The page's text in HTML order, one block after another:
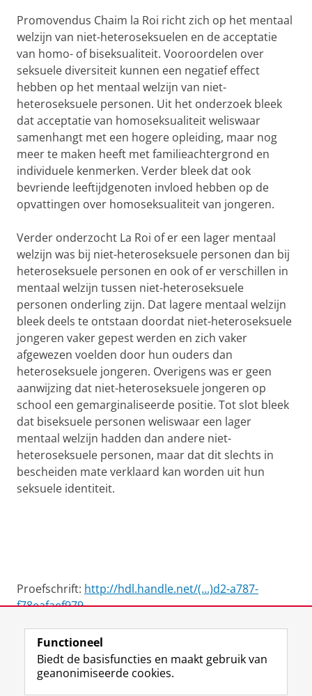
Promovendus Chaim la Roi richt zich op het mentaal
welzijn van niet-heteroseksuelen en de acceptatie
van homo- of biseksualiteit. Vooroordelen over
seksuele diversiteit kunnen een negatief effect
hebben op het mentaal welzijn van niet-
heteroseksuele personen. Uit het onderzoek bleek
dat acceptatie van homoseksualiteit weliswaar
samenhangt met een hogere opleiding, maar nog
meer te maken heeft met familieachtergrond en
individuele kenmerken. Verder bleek dat ook
bevriende leeftijdgenoten invloed hebben op de
opvattingen over homoseksualiteit van jongeren.
Verder onderzocht La Roi of er een lager mentaal
welzijn was bij niet-heteroseksuele personen dan bij
heteroseksuele personen en ook of er verschillen in
mentaal welzijn tussen niet-heteroseksuele
personen onderling zijn. Dat lagere mentaal welzijn
bleek deels te ontstaan doordat niet-heteroseksuele
jongeren vaker gepest werden en zich vaker
afgewezen voelden door hun ouders dan
heteroseksuele jongeren. Overigens was er geen
aanwijzing dat niet-heteroseksuele jongeren op
school een gemarginaliseerde positie. Tot slot bleek
dat biseksuele personen weliswaar een lager
mentaal welzijn hadden dan andere niet-
heteroseksuele personen, maar dat dit slechts in
bescheiden mate verklaard kan worden uit hun
seksuele identiteit.
Proefschrift: http://hdl.handle.net/(...)d2-a787-
f78eafaef979
View this page in:English
Functioneel
Biedt de basisfuncties en maakt gebruik van
geanonimiseerde cookies.